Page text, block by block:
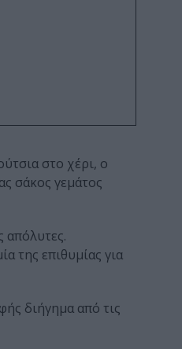
στο χέρι, ο
σάκος γεμάτος
απόλυτες.
της επιθυμίας για
διήγημα από τις